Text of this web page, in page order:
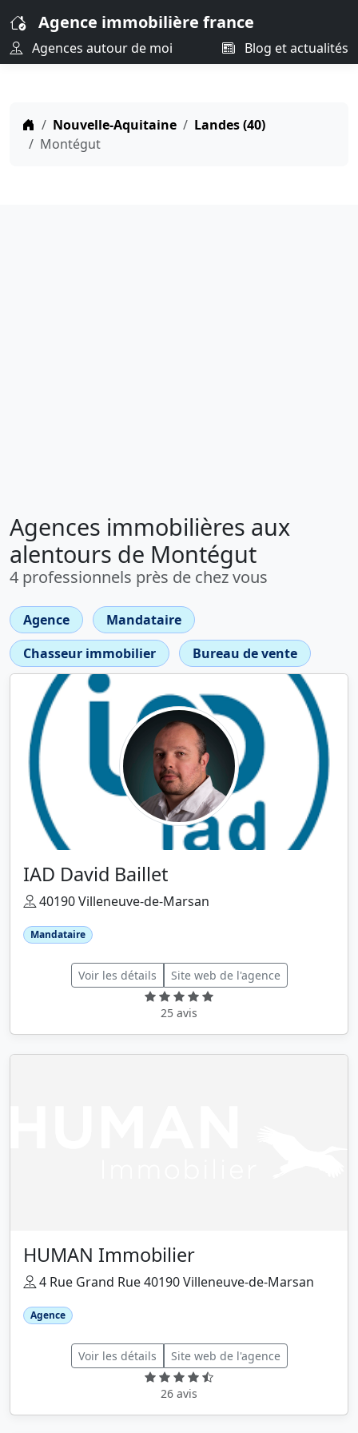
Agence immobilière france
Agences autour de moi Blog et actualités
Nouvelle-Aquitaine
Landes (40)
Montégut
Agences immobilières aux
alentours de Montégut
4 professionnels près de chez vous
Agence
Mandataire
Chasseur immobilier
Bureau de vente
IAD David Baillet
40190 Villeneuve-de-Marsan
Mandataire
Voir les détails Site web de l'agence
25 avis
HUMAN Immobilier
4 Rue Grand Rue 40190 Villeneuve-de-Marsan
Agence
Voir les détails Site web de l'agence
26 avis